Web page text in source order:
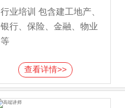
行业培训 包含建工地产、
银行、保险、金融、物业
等
查看详情>>